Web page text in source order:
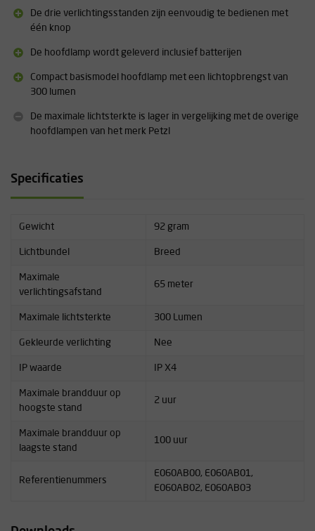
gebruik. Daar waar de AAA / LR 03-batterijen geadviseerd worden
voor minder frequet of incidenteel gebruik.
Meer informatie over dit product vindt u terug onder
De drie verlichtingsstanden zijn eenvoudig te bedienen met
één knop
De hoofdlamp wordt geleverd inclusief batterijen
Compact basismodel hoofdlamp met een lichtopbrengst van
300 lumen
De maximale lichtsterkte is lager in vergelijking met de overige
hoofdlampen van het merk Petzl
Specificaties
Gewicht 92 gram
Lichtbundel Breed
Maximale
verlichtingsafstand
65 meter
Maximale lichtsterkte 300 Lumen
Gekleurde verlichting Nee
IP waarde IP X4
Maximale brandduur op
hoogste stand
2 uur
Maximale brandduur op
laagste stand
100 uur
Referentienummers
E060AB00, E060AB01,
E060AB02, E060AB03